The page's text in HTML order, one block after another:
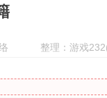
整理：游戏